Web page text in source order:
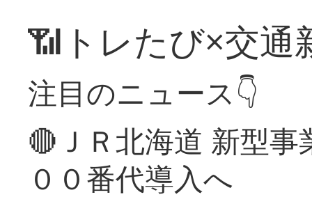
📶トレたび×交通
注目のニュース👇
🔴ＪＲ北海道 新型
００番代導入へ